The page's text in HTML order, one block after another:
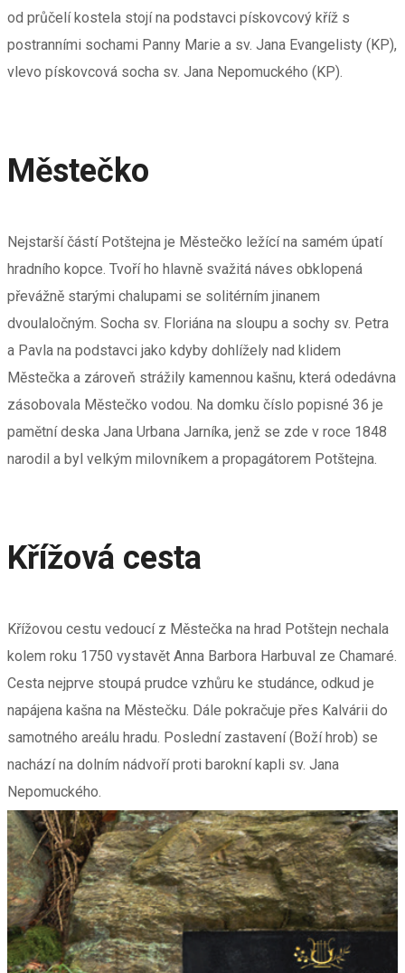
od průčelí kostela stojí na podstavci pískovcový kříž s
postranními sochami Panny Marie a sv. Jana Evangelisty (KP),
vlevo pískovcová socha sv. Jana Nepomuckého (KP).
Městečko
Nejstarší částí Potštejna je Městečko ležící na samém úpatí
hradního kopce. Tvoří ho hlavně svažitá náves obklopená
převážně starými chalupami se solitérním jinanem
dvoulaločným. Socha sv. Floriána na sloupu a sochy sv. Petra
a Pavla na podstavci jako kdyby dohlížely nad klidem
Městečka a zároveň strážily kamennou kašnu, která odedávna
zásobovala Městečko vodou. Na domku číslo popisné 36 je
pamětní deska Jana Urbana Jarníka, jenž se zde v roce 1848
narodil a byl velkým milovníkem a propagátorem Potštejna.
Křížová cesta
Křížovou cestu vedoucí z Městečka na hrad Potštejn nechala
kolem roku 1750 vystavět Anna Barbora Harbuval ze Chamaré.
Cesta nejprve stoupá prudce vzhůru ke studánce, odkud je
napájena kašna na Městečku. Dále pokračuje přes Kalvárii do
samotného areálu hradu. Poslední zastavení (Boží hrob) se
nachází na dolním nádvoří proti barokní kapli sv. Jana
Nepomuckého.